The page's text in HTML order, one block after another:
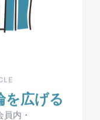
広げる
員内・
る